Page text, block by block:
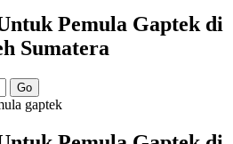
Pemula Gaptek di
Sumatera
Go